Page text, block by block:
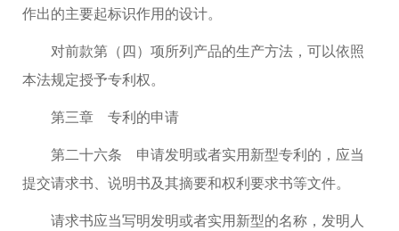
作出的主要起标识作用的设计。
对前款第（四）项所列产品的生产方法，可以依照
本法规定授予专利权。
第三章 专利的申请
第二十六条 申请发明或者实用新型专利的，应当
提交请求书、说明书及其摘要和权利要求书等文件。
请求书应当写明发明或者实用新型的名称，发明人